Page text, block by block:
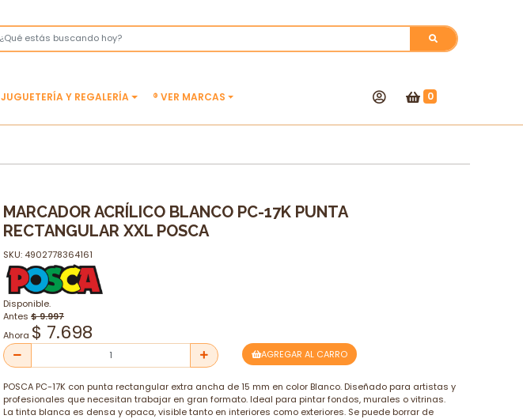
JUGUETERÍA Y REGALERÍA ® VER MARCAS 0
MARCADOR ACRÍLICO BLANCO PC-17K PUNTA
RECTANGULAR XXL POSCA
SKU: 4902778364161
Disponible.
Antes $ 9.997
Ahora $ 7.698
AGREGAR AL CARRO
POSCA PC-17K con punta rectangular extra ancha de 15 mm en color Blanco. Diseñado para artistas y
profesionales que necesitan trabajar en gran formato. Ideal para pintar fondos, murales o vitrinas.
La tinta blanca es densa y opaca, visible tanto en interiores como exteriores. Se puede borrar de